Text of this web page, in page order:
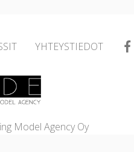
YHTEYSTIEDOT
Model Agency Oy